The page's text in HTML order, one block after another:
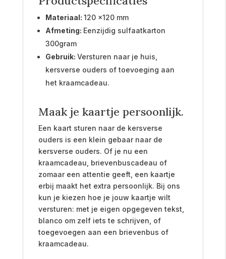
Materiaal: 120 x120 mm
Afmeting: Eenzijdig sulfaatkarton
300gram
Gebruik: Versturen naar je huis,
kersverse ouders of toevoeging aan
het kraamcadeau.
Maak je kaartje persoonlijk.
Een kaart sturen naar de kersverse
ouders is een klein gebaar naar de
kersverse ouders. Of je nu een
kraamcadeau, brievenbuscadeau of
zomaar een attentie geeft, een kaartje
erbij maakt het extra persoonlijk. Bij ons
kun je kiezen hoe je jouw kaartje wilt
versturen: met je eigen opgegeven tekst,
blanco om zelf iets te schrijven, of
toegevoegen aan een brievenbus of
kraamcadeau.